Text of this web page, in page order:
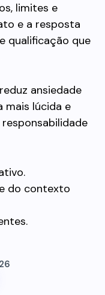
limites e
e a resposta
qualificação que
ansiedade
mais lúcida e
do contexto